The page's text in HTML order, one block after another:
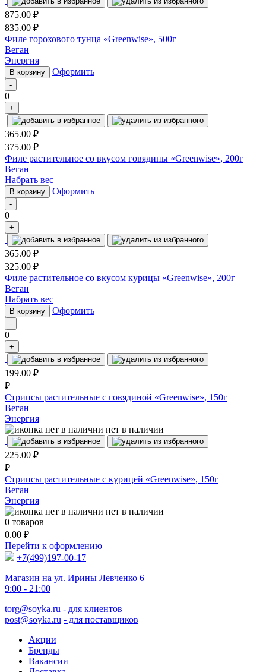
875.00 ₽
835.00 ₽
Филе горохового тунца «Greenwise», 500г
Веган
Энергия
В корзину Оформить
-
0
+
365.00 ₽
375.00 ₽
Филе растительное со вкусом говядины «Greenwise», 200г
Веган
Набрать вес
В корзину Оформить
-
0
+
365.00 ₽
325.00 ₽
Филе растительное со вкусом курицы «Greenwise», 200г
Веган
Набрать вес
В корзину Оформить
-
0
+
199.00 ₽
₽
Стрипсы растительные с говядиной «Greenwise», 150г
Веган
Энергия
нет в наличии
225.00 ₽
₽
Стрипсы растительные с курицей «Greenwise», 150г
Веган
Энергия
нет в наличии
0 товаров
0.00 ₽
Перейти к оформлению
+7(499)197-00-17
Магазин на ул. Ирины Левченко 6
9:00 - 21:00
torg@soyka.ru - для клиентов
post@soyka.ru - для поставщиков
Акции
Бренды
Вакансии